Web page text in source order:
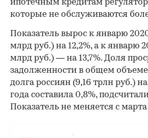
ипотечным кредитам регулятор
которые не обслуживаются
Показатель вырос к январю
млрд руб.) на 12,2%, а к январю
млрд руб.) — на 13,7%. Доля
задолженности в общем
долга россиян (9,16 трлн руб.)
года составила 0,8%,
Показатель не меняется с